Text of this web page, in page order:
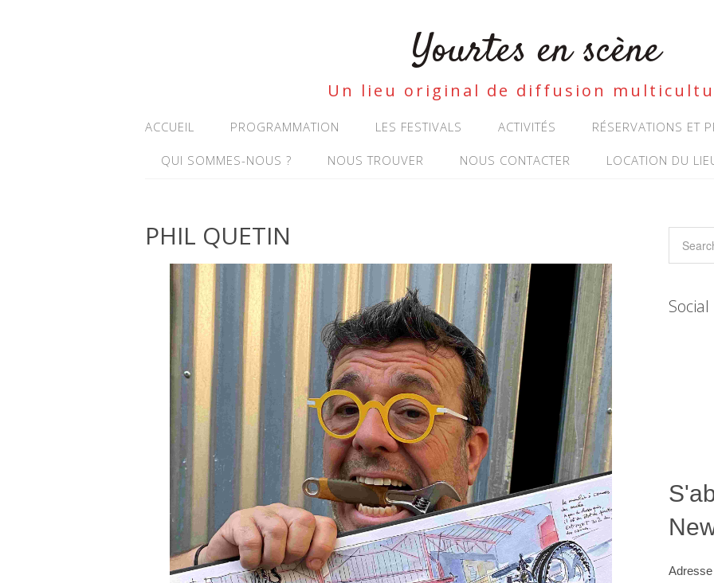
Yourtes en scène
Un lieu original de diffusion
ACCUEIL PROGRAMMATION LES FESTIVALS ACTIVITÉS RÉSERVATIONS ET
QUI SOMMES-NOUS ? NOUS TROUVER NOUS CONTACTER LOCATION DU
PHIL QUETIN